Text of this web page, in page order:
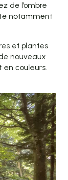
de l’ombre
notamment
et plantes
nouveaux
couleurs.